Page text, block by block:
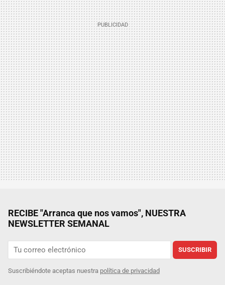
RECIBE "Arranca que nos vamos", NUESTRA
NEWSLETTER SEMANAL
SUSCRIBIR
Suscribiéndote aceptas nuestra política de privacidad